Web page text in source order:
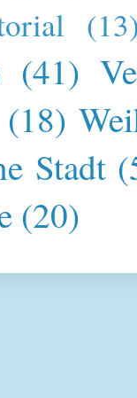
(41)
(18)
Stadt
(20)